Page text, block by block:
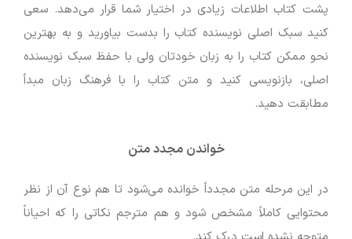
پشت کتاب اطلاعات زیادی در اختیار شما قرار می‌دهد. سعی
کنید سبک اصلی نویسنده کتاب را بدست بیاورید و به بهترین
نحو ممکن کتاب را به زبان خودتان ولی با حفظ سبک نویسنده
اصلی، بازنویسی کنید و متن کتاب را با فرهنگ زبان مبدأ
مطابقت دهید.
خواندن مجدد متن
در این مرحله متن مجدداً خوانده می‌شود تا هم نوع آن از نظر
محتوایی کاملاً مشخص شود و هم مترجم نکاتی را که احیاناً